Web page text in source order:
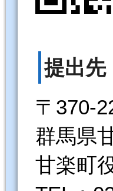
提出先
〒370-
群馬県
甘楽町